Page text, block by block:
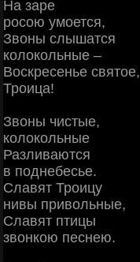
На заре
росою умоется,
Звоны слышатся
колокольные –
Воскресенье святое,
Троица!
Звоны чистые,
колокольные
Разливаются
в поднебесье.
Славят Троицу
нивы привольные,
Славят птицы
звонкою песнею.